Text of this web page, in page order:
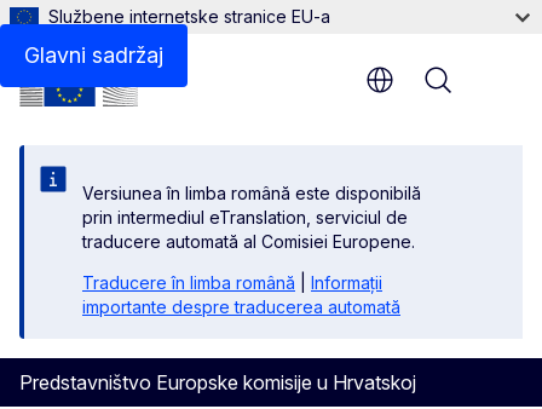
Glavni sadržaj
Službene internetske stranice EU-a
Versiunea în limba română este disponibilă
prin intermediul eTranslation, serviciul de
traducere automată al Comisiei Europene.
Traducere în limba română
Informații
importante despre traducerea automată
Predstavništvo Europske komisije u Hrvatskoj
Menu